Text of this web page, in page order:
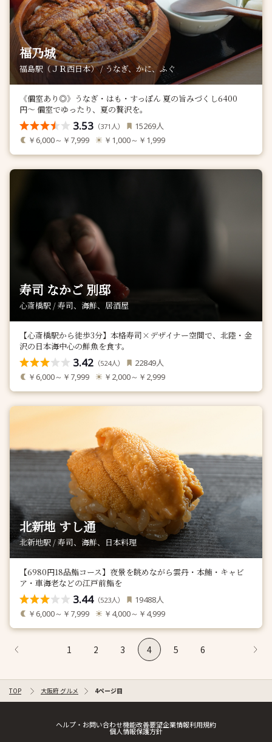
福乃城
福島駅（ＪＲ西日本） / うなぎ、かに、ふぐ
《個室あり◎》うなぎ・はも・すっぽん 夏の旨みづくし6400
円〜 個室でゆったり、夏の贅沢を。
3.53 （371 人） 15269人
￥6,000～￥7,999 ￥1,000～￥1,999
寿司 なかご 別邸
心斎橋駅 / 寿司、海鮮、居酒屋
【心斎橋駅から徒歩3分】本格寿司×デザイナー空間で、北陸・金
沢の日本海中心の鮮魚を食す。
3.42 （524人） 22849人
￥6,000～￥7,999 ￥2,000～￥2,999
北新地 すし通
北新地駅 / 寿司、海鮮、日本料理
【6980円18品鮨コース】夜景を眺めながら雲丹・本鮪・キャビ
ア・車海老などの江戸前鮨を
3.44（523人） 19488人
￥6,000～￥7,999 ￥4,000～￥4,999
1 2 3 4 5 6
TOP 大阪府 グルメ 4ページ目
ヘルプ・お問い合わせ機能改善要望企業情報利用規約
個人情報保護方針